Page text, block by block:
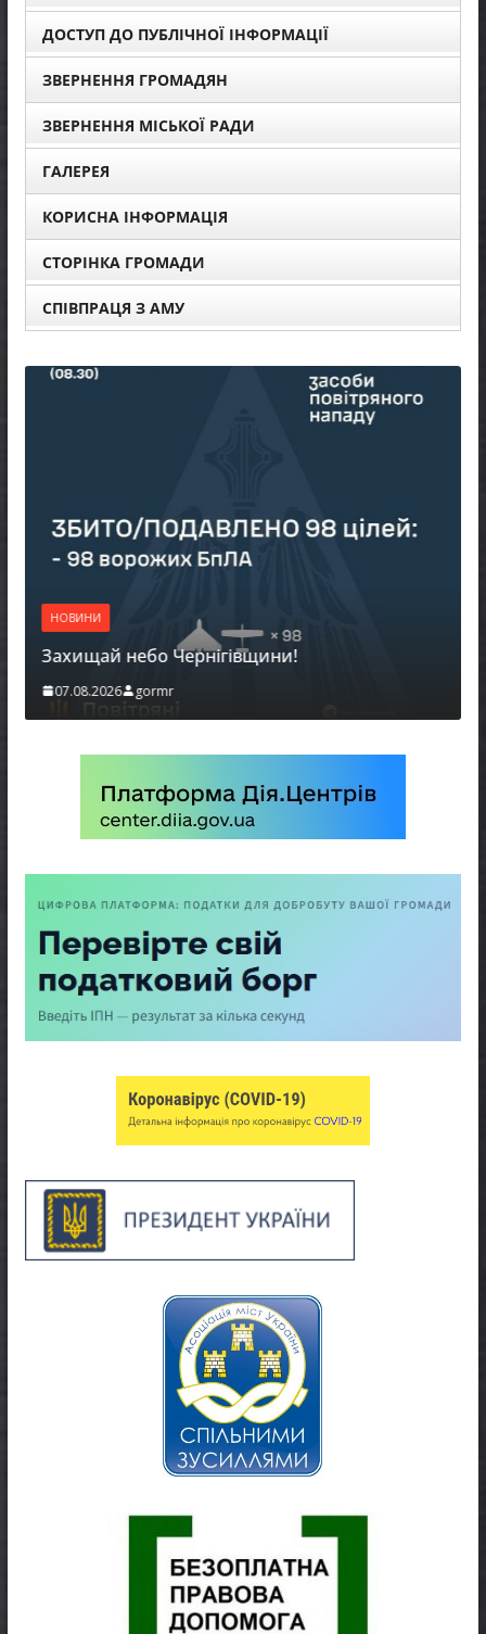
ДОСТУП ДО ПУБЛІЧНОЇ ІНФОРМАЦІЇ
ЗВЕРНЕННЯ ГРОМАДЯН
ЗВЕРНЕННЯ МІСЬКОЇ РАДИ
ГАЛЕРЕЯ
КОРИСНА ІНФОРМАЦІЯ
СТОРІНКА ГРОМАДИ
СПІВПРАЦЯ З АМУ
НОВИНИ
Захищай небо Чернігівщини!
07.08.2026 gormr